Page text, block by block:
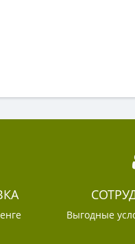
Выгодные